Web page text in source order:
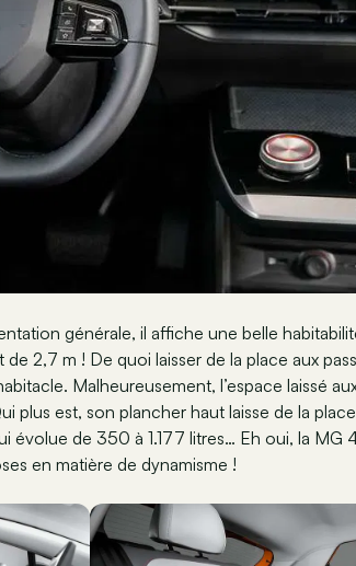
générale, il affiche une belle
2,7 m ! De quoi laisser de la place aux
Malheureusement, l’espace laissé
plus est, son plancher haut laisse de la
évolue de 350 à 1.177 litres… Eh oui, la MG
en matière de dynamisme !